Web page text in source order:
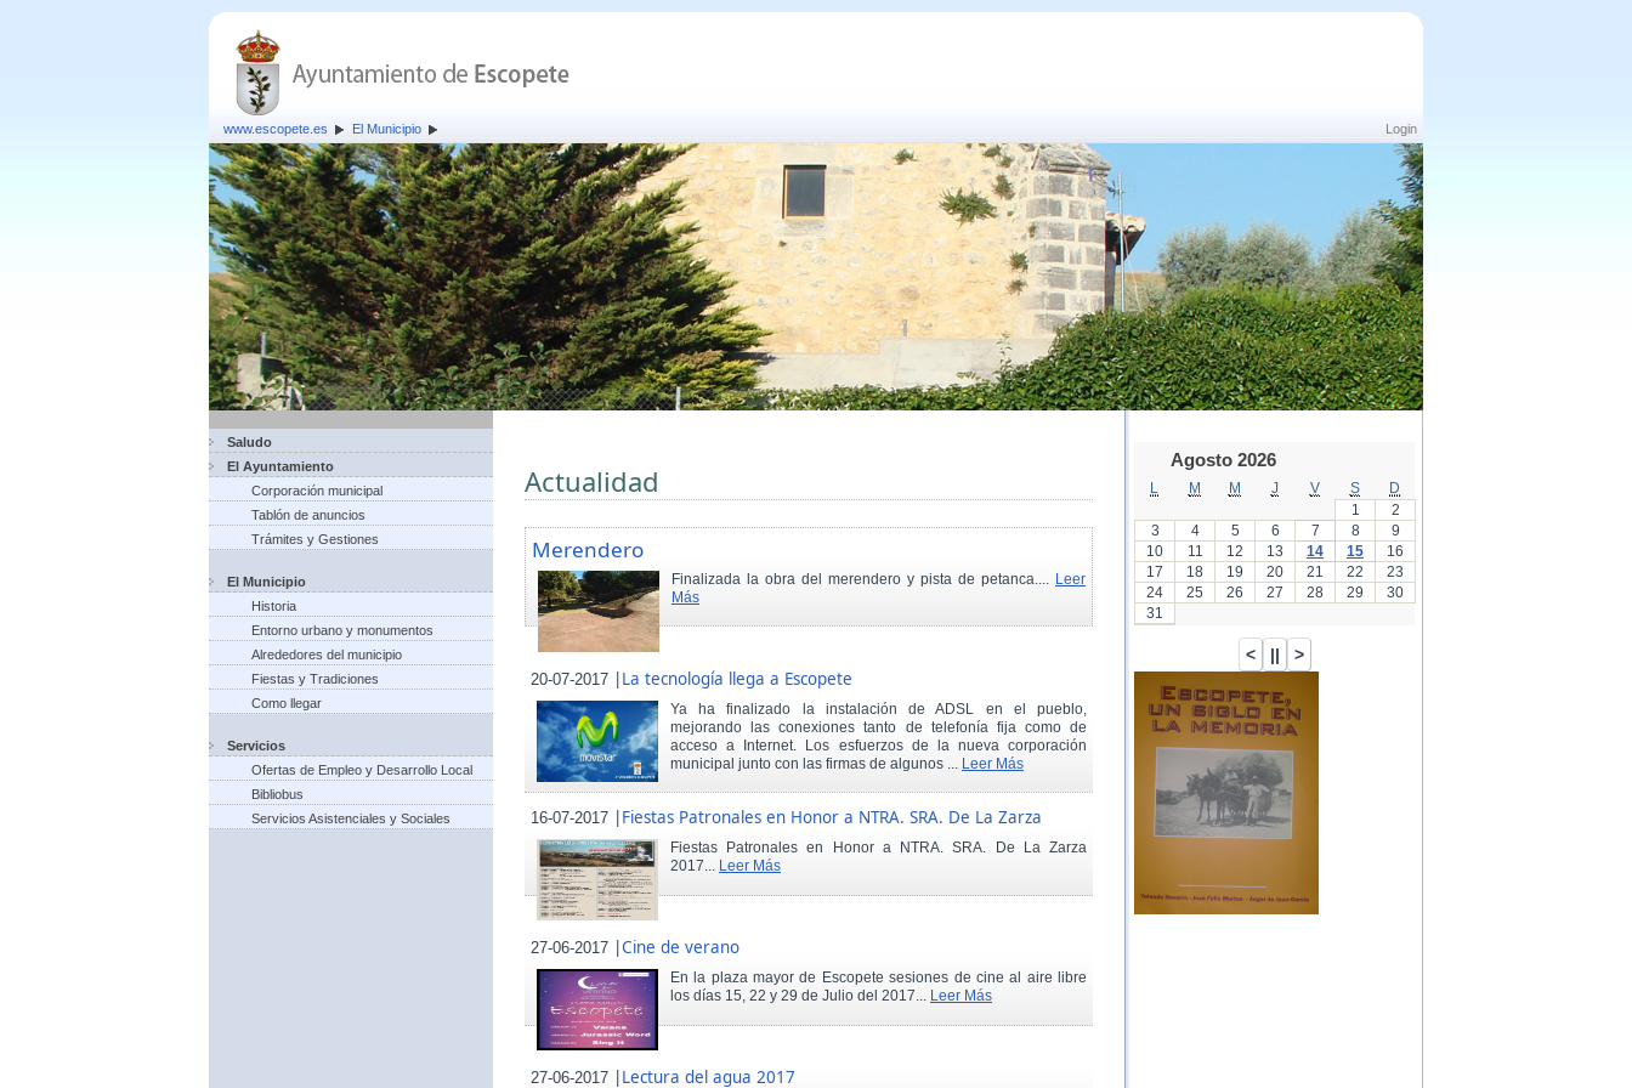
Login
www.escopete.es El Municipio
Saludo
El Ayuntamiento
Corporación municipal
Tablón de anuncios
Trámites y Gestiones
El Municipio
Historia
Entorno urbano y monumentos
Alrededores del municipio
Fiestas y Tradiciones
Como llegar
Servicios
Ofertas de Empleo y Desarrollo Local
Bibliobus
Servicios Asistenciales y Sociales
Actualidad
Merendero
Finalizada la obra del merendero y pista de petanca.... Leer
Más
20-07-2017 |La tecnología llega a Escopete
Ya ha finalizado la instalación de ADSL en el pueblo,
mejorando las conexiones tanto de telefonía fija como de
acceso a Internet. Los esfuerzos de la nueva corporación
municipal junto con las firmas de algunos ... Leer Más
16-07-2017 |Fiestas Patronales en Honor a NTRA. SRA. De La Zarza
Fiestas Patronales en Honor a NTRA. SRA. De La Zarza
2017... Leer Más
27-06-2017 |Cine de verano
En la plaza mayor de Escopete sesiones de cine al aire libre
los días 15, 22 y 29 de Julio del 2017... Leer Más
27-06-2017 |Lectura del agua 2017
Agosto 2026
M M J V S
D
1
2
3
4 5 6 7 8
9
10
11 12 13 14 15
16
17
18 19 20 21 22
23
24
25 26 27 28 29
30
31